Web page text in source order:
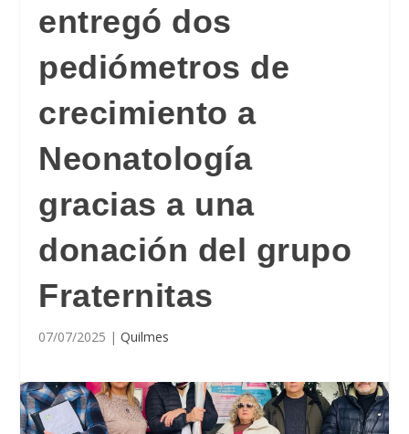
entregó dos
pediómetros de
crecimiento a
Neonatología
gracias a una
donación del grupo
Fraternitas
07/07/2025 |Quilmes